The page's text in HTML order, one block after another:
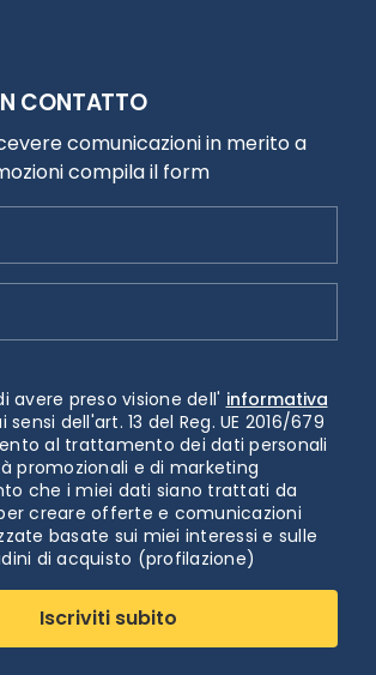
CONTATTO
comunicazioni in merito a
compila il form
avere preso visione dell' informativa
sensi dell'art. 13 del Reg. UE 2016/679
al trattamento dei dati personali
promozionali e di marketing
che i miei dati siano trattati da
creare offerte e comunicazioni
basate sui miei interessi e sulle
di acquisto (profilazione)
Iscriviti subito